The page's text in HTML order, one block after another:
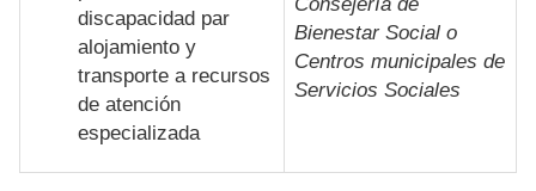
discapacidad par
alojamiento y
transporte a recursos
de atención
especializada
Bienestar Social o
Centros municipales de
Servicios Sociales